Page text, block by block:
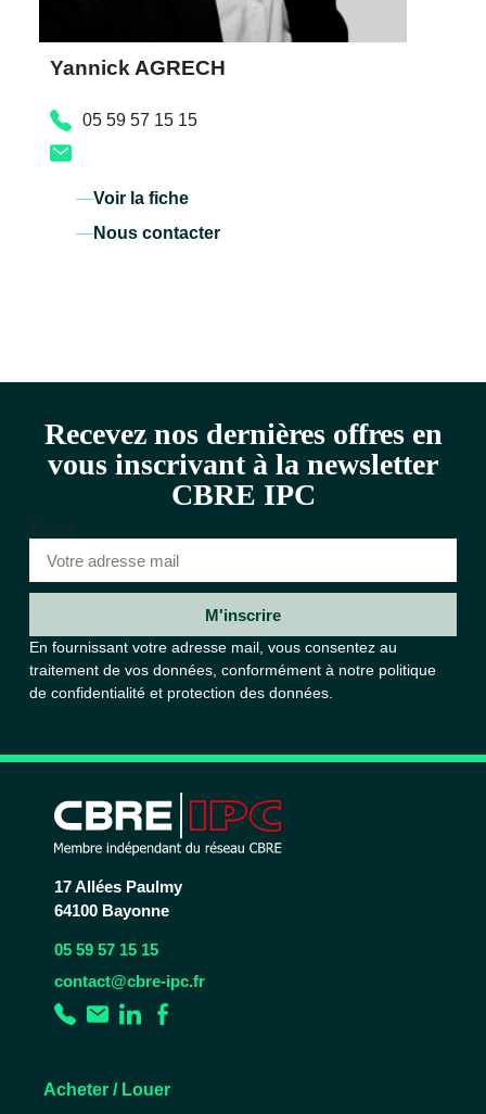
Yannick AGRECH
05 59 57 15 15
Voir la fiche
Nous contacter
Recevez nos dernières offres en
vous inscrivant à la newsletter
CBRE IPC
Email
M'inscrire
En fournissant votre adresse mail, vous consentez au
traitement de vos données, conformément à notre politique
de confidentialité et protection des données.
17 Allées Paulmy
64100 Bayonne
05 59 57 15 15
contact@cbre-ipc.fr
Acheter / Louer